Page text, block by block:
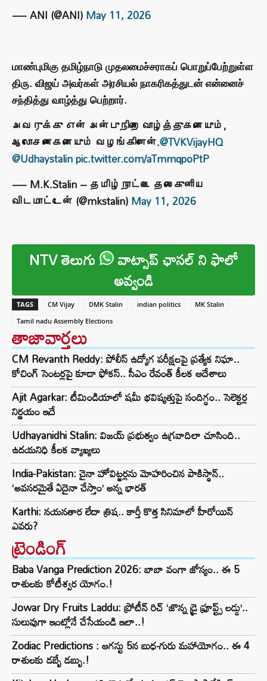
— ANI (@ANI)May 11, 2026
மாண்புமிகு தமிழ்நாடு முதலமைச்சராகப் பொறுப்பேற்றுள்ள
திரு. விஜய் அவர்கள் அரசியல் நாகரிகத்துடன் என்னைச்
சந்தித்து வாழ்த்து பெற்றார்.
அவருக்கு என் அன்புநிறை வாழ்த்துகளையும்,
ஆலோசனைகளையும் வழங்கினேன்.@TVKVijayHQ
@Udhaystalinpic.twitter.com/aTmmqpoPtP
— M.K.Stalin – தமிழ்நாட்டை தலைகுனிய
விடமாட்டேன் (@mkstalin)May 11, 2026
NTV తెలుగు వాట్సాప్ ఛానల్ ని ఫాలో
అవ్వండి
TAGS CM Vijay DMK Stalin indian politics
MK Stalin
Tamil nadu Assembly Elections
తాజావార్తలు
CM Revanth Reddy: పోలీస్ ఉద్యోగ పరీక్షలపై ప్రత్యేక నిఘా..
కోచింగ్ సెంటర్లపై కూడా ఫోకస్.. సీఎం రేవంత్ కీలక ఆదేశాలు
Ajit Agarkar: టీమిండియాలో షమీ భవిష్యత్తుపై సందిగ్ధం.. సెలెక్టర్ల
నిర్ణయం ఇదే
Udhayanidhi Stalin: విజయ్ ప్రభుత్వం ఉగ్రవాదిలా చూసింది..
ఉదయనిధి కీలక వ్యాఖ్యలు
India-Pakistan: చైనా హోవిట్జర్లను మోహరించిన పాకిస్థాన్..
‘అవసరమైతే ఏదైనా చేస్తాం’ అన్న భారత్
Karthi: నయనతార లేదా త్రిష.. కార్తీ కొత్త సినిమాలో హీరోయిన్
ఎవరు?
ట్రెండింగ్‌
Baba Vanga Prediction 2026: బాబా వంగా జోస్యం.. ఈ 5
రాశులకు కోటీశ్వర యోగం.!
Jowar Dry Fruits Laddu: ప్రోటీన్ రిచ్ ‘జొన్న డ్రై ఫ్రూప్ట్స్ లడ్డు’..
సులువుగా ఇంట్లోనే చేసేయండి ఇలా..!
Zodiac Predictions : ఆగస్టు 5న బుధ-గురు మహాయోగం.. ఈ 4
రాశులకు డబ్బే డబ్బు.!